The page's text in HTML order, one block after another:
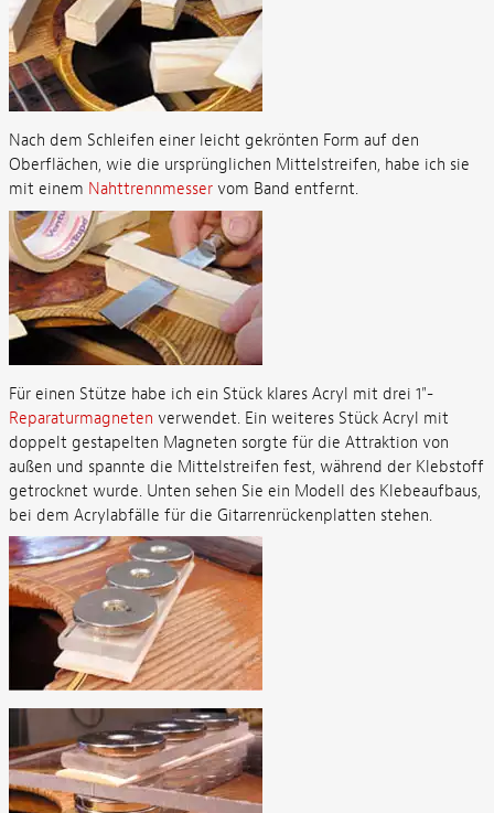
Nach dem Schleifen einer leicht gekrönten Form auf den
Oberflächen, wie die ursprünglichen Mittelstreifen, habe ich sie
mit einem Nahttrennmesservom Band entfernt.
Für einen Stütze habe ich ein Stück klares Acryl mit drei 1"-
Reparaturmagneten verwendet. Ein weiteres Stück Acryl mit
doppelt gestapelten Magneten sorgte für die Attraktion von
außen und spannte die Mittelstreifen fest, während der Klebstoff
getrocknet wurde. Unten sehen Sie ein Modell des Klebeaufbaus,
bei dem Acrylabfälle für die Gitarrenrückenplatten stehen.